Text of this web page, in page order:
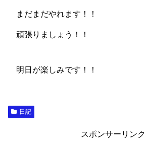
まだまだやれます！！
頑張りましょう！！
明日が楽しみです！！
日記
スポンサーリンク